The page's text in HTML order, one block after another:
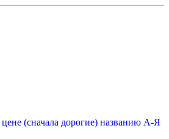
цене (сначала дорогие) названию А-Я